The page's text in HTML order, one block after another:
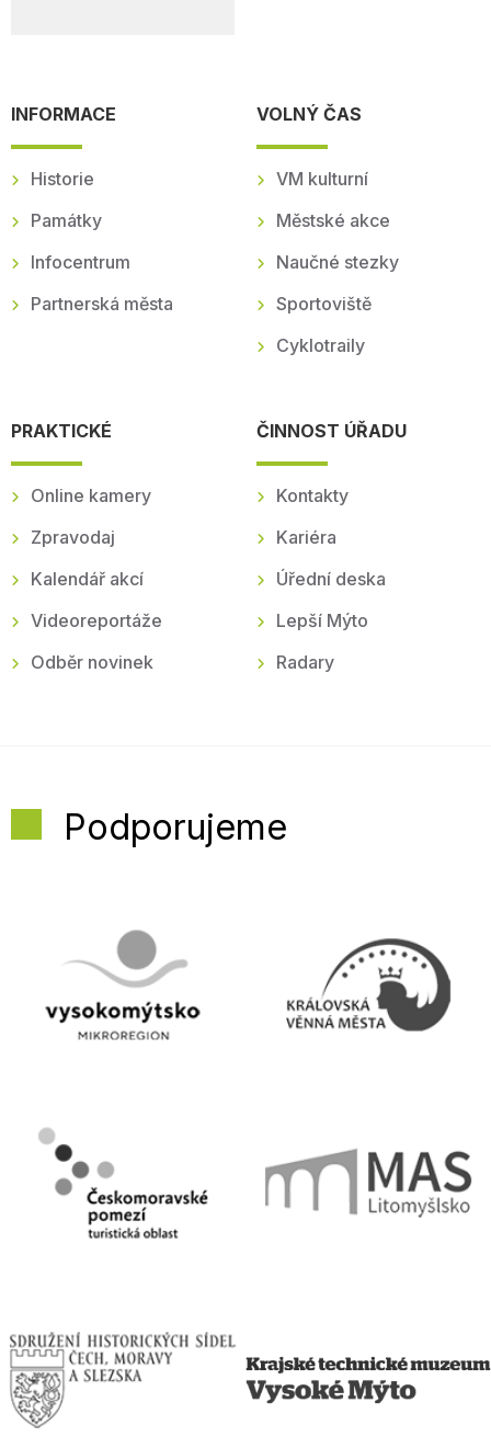
INFORMACE
Historie
Památky
Infocentrum
Partnerská města
VOLNÝ ČAS
VM kulturní
Městské akce
Naučné stezky
Sportoviště
Cyklotraily
PRAKTICKÉ
Online kamery
Zpravodaj
Kalendář akcí
Videoreportáže
Odběr novinek
ČINNOST ÚŘADU
Kontakty
Kariéra
Úřední deska
Lepší Mýto
Radary
Podporujeme